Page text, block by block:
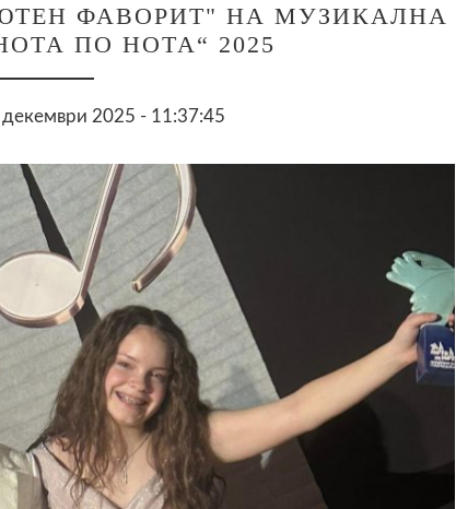
ФАВОРИТ" НА МУЗИКАЛНА
ПО НОТА“ 2025
2025 - 11:37:45